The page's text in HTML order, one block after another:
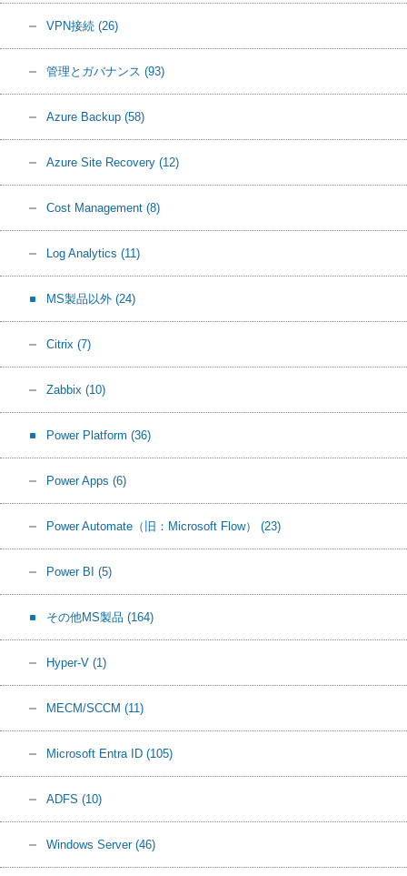
VPN接続 (26)
管理とガバナンス (93)
Azure Backup (58)
Azure Site Recovery (12)
Cost Management (8)
Log Analytics (11)
MS製品以外 (24)
Citrix (7)
Zabbix (10)
Power Platform (36)
Power Apps (6)
Power Automate（旧：Microsoft Flow） (23)
Power BI (5)
その他MS製品 (164)
Hyper-V (1)
MECM/SCCM (11)
Microsoft Entra ID (105)
ADFS (10)
Windows Server (46)